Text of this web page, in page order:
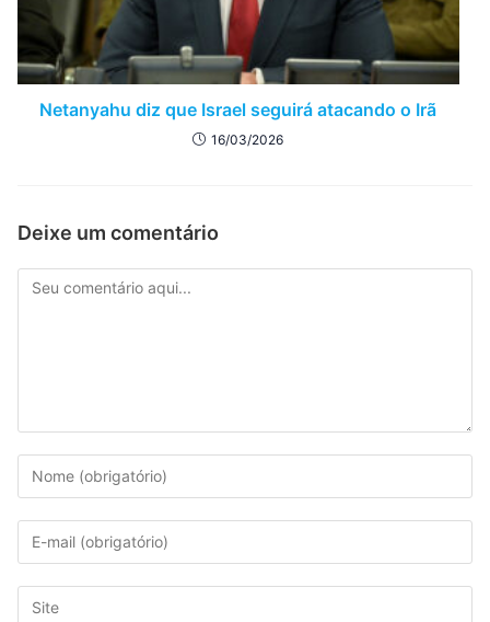
Netanyahu diz que Israel seguirá atacando o Irã
16/03/2026
Deixe um comentário